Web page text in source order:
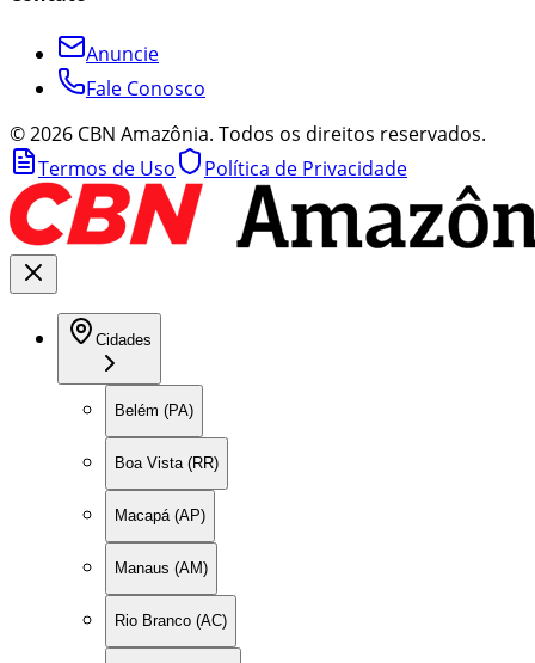
Anuncie
Fale Conosco
©2026 CBN Amazônia. Todos os direitos reservados.
Termos de Uso
Política de Privacidade
Cidades
Belém (PA)
Boa Vista (RR)
Macapá (AP)
Manaus (AM)
Rio Branco (AC)